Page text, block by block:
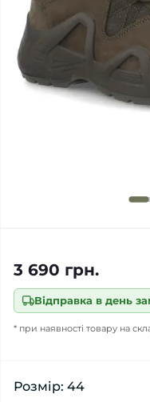
Відправка в день
* при наявності товару на
3 690 грн.
Розмір: 44